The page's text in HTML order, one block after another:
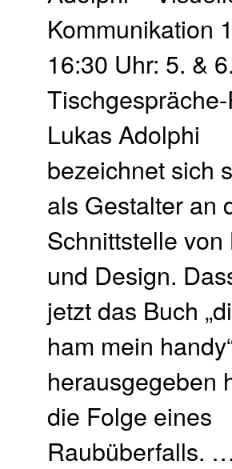
Kommunikation
16:30 Uhr: 5. & 6.
Lukas Adolphi
bezeichnet sich
als Gestalter an
Schnittstelle von
und Design.
jetzt das Buch
ham mein
herausgegeben
die Folge eines
Raubüberfalls. …